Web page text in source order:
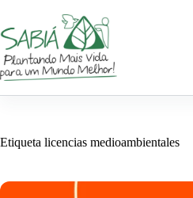
contenido
Etiqueta licencias medioambientales